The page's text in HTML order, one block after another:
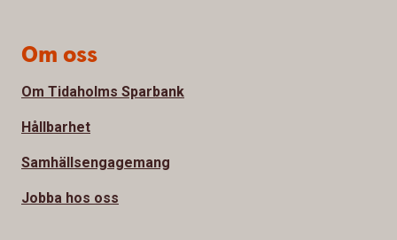
Om oss
Om Tidaholms Sparbank
Hållbarhet
Samhällsengagemang
Jobba hos oss